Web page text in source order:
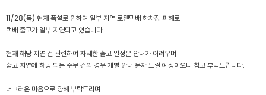
11/28(목) 현재 폭설로 인하여 일부 지역 로젠택배 하차장 피해로
택배 출고가 일부 지연되고 있습니다.
현재 해당 지연 건 관련하여 자세한 출고 일정은 안내가 어려우며
출고 지연에 해당 되는 주무 건의 경우 개별 안내 문자 드릴 예정이오니 참고 부탁드립니다.
너그러운 마음으로 양해 부탁드리며